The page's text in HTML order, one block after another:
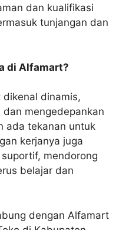
dan kualifikasi
tunjangan dan
di Alfamart?
dinamis,
mengedepankan
ada tekanan untuk
kerjanya juga
mendorong
belajar dan
dengan Alfamart